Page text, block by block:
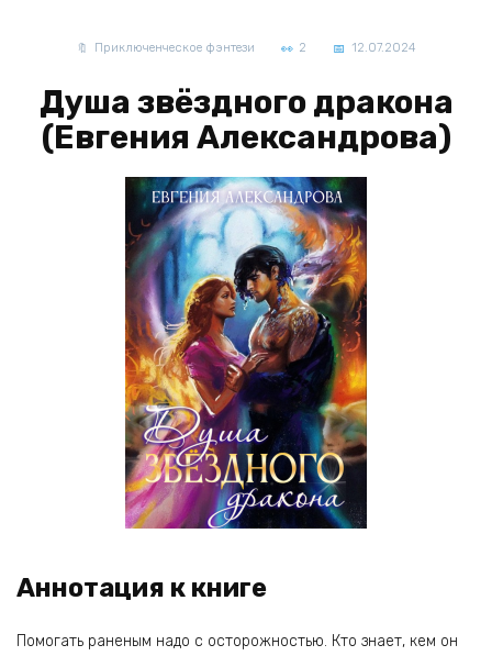
Приключенческое фэнтези 2 12.07.2024
Душа звёздного дракона
(Евгения Александрова)
Аннотация к книге
Помогать раненым надо с осторожностью. Кто знает, кем он